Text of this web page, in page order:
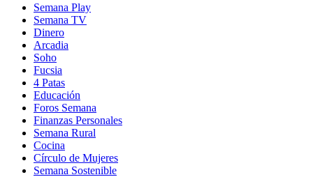
Semana Play
Semana TV
Dinero
Arcadia
Soho
in
new
window
Fucsia
in
new
window
4 Patas
Educación
Foros Semana
Finanzas Personales
Semana Rural
Cocina
Círculo de Mujeres
Semana Sostenible